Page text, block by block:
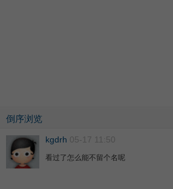
倒序浏览
kgdrh 05-17 11:50
看过了怎么能不留个名呢